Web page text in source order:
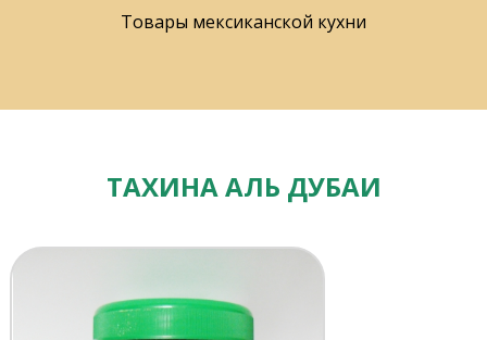
Товары мексиканской кухни
ТАХИНА АЛЬ ДУБАИ